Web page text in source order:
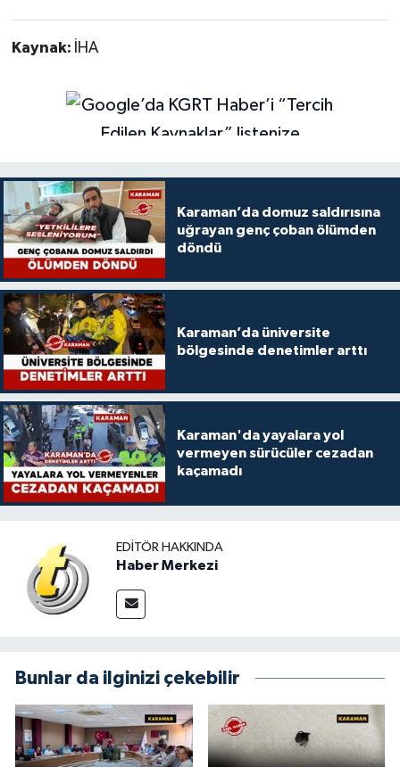
Kaynak: İHA
Karaman’da domuz saldırısına
uğrayan genç çoban ölümden
döndü
Karaman’da üniversite
bölgesinde denetimler arttı
Karaman'da yayalara yol
vermeyen sürücüler cezadan
kaçamadı
EDITÖR HAKKINDA
Haber Merkezi
Bunlar da ilginizi çekebilir